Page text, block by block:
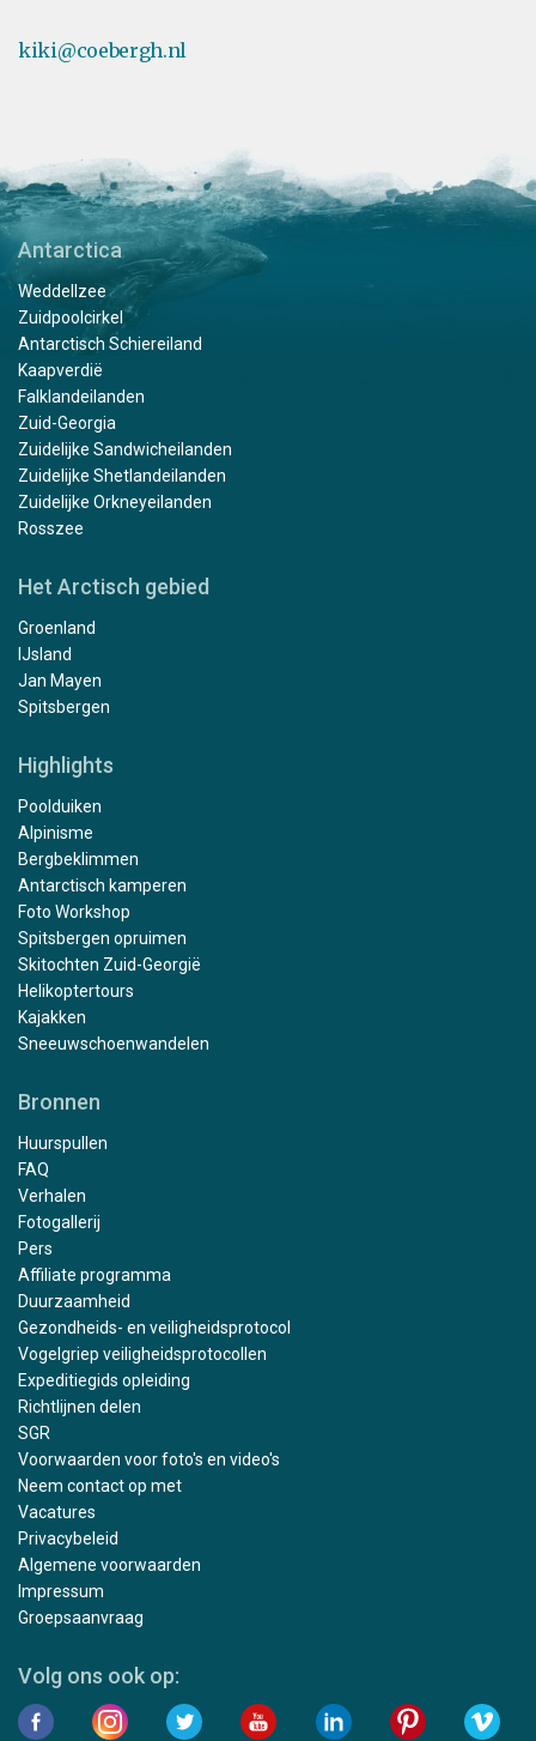
kiki@coebergh.nl
Antarctica
Weddellzee
Zuidpoolcirkel
Antarctisch Schiereiland
Kaapverdië
Falklandeilanden
Zuid-Georgia
Zuidelijke Sandwicheilanden
Zuidelijke Shetlandeilanden
Zuidelijke Orkneyeilanden
Rosszee
Het Arctisch gebied
Groenland
IJsland
Jan Mayen
Spitsbergen
Highlights
Poolduiken
Alpinisme
Bergbeklimmen
Antarctisch kamperen
Foto Workshop
Spitsbergen opruimen
Skitochten Zuid-Georgië
Helikoptertours
Kajakken
Sneeuwschoenwandelen
Bronnen
Huurspullen
FAQ
Verhalen
Fotogallerij
Pers
Affiliate programma
Duurzaamheid
Gezondheids- en veiligheidsprotocol
Vogelgriep veiligheidsprotocollen
Expeditiegids opleiding
Richtlijnen delen
SGR
Voorwaarden voor foto's en video's
Neem contact op met
Vacatures
Privacybeleid
Algemene voorwaarden
Impressum
Groepsaanvraag
Volg ons ook op: